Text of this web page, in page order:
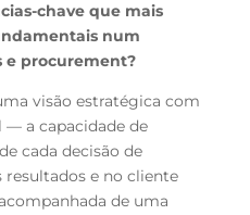
chave que mais
num
e procurement?
visão estratégica com
— a capacidade de
cada decisão de
resultados e no cliente
de uma